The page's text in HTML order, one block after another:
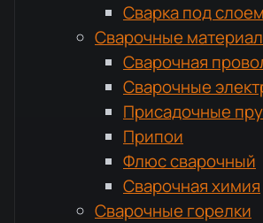
Сварка под
Сварочные
Сварочная
Сварочные
Присадочные
Припои
Флюс сварочный
Сварочная химия
Сварочные горелки